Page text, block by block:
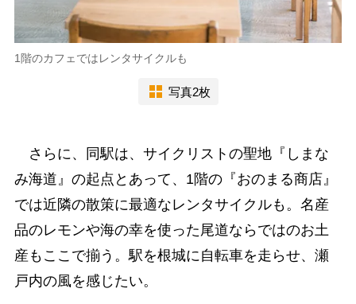
1階のカフェではレンタサイクルも
写真2枚
さらに、同駅は、サイクリストの聖地『しまな
み海道』の起点とあって、1階の『おのまる商店』
では近隣の散策に最適なレンタサイクルも。名産
品のレモンや海の幸を使った尾道ならではのお土
産もここで揃う。駅を根城に自転車を走らせ、瀬
戸内の風を感じたい。